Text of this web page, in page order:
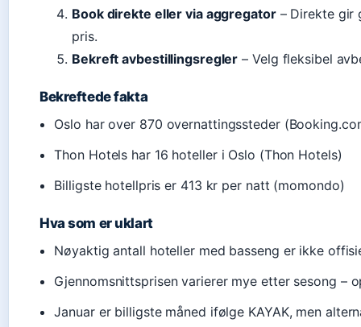
Book direkte eller via aggregator– Direkte gir
pris.
Bekreft avbestillingsregler – Velg fleksibel
Bekreftede fakta
Oslo har over 870 overnattingssteder
Thon Hotels har 16 hoteller i Oslo (Thon Hotels)
Billigste hotellpris er 413 kr per natt (momondo)
Hva som er uklart
Nøyaktig antall hoteller med basseng er ikke
Gjennomsnittsprisen varierer mye etter sesong –
Januar er billigste måned ifølge KAYAK, men